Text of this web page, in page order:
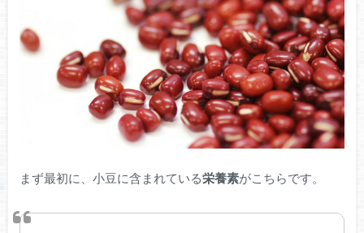
まず最初に、小豆に含まれている栄養素がこちらです。